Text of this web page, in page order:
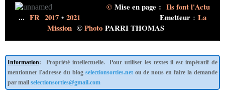
© Mise en page : Ils font l'Actu
... FR 2017 • 2021 Emetteur : La
Mission © Photo PARRI THOMAS
Information: Propriété intellectuelle. Pour utiliser les textes il est impératif de
mentionner l'adresse du blog selectionsorties.netou de nous en faire la demande
par mail selectionsorties@gmail.com